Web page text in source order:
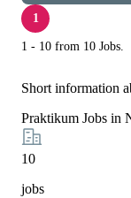
1
1 - 10 from 10 Jobs.
Short information
Praktikum Jobs in
10
jobs